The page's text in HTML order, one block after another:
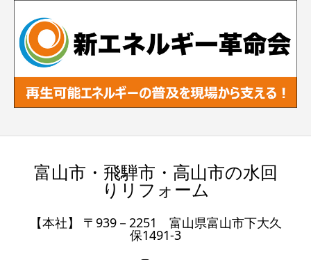
富山市・飛騨市・高山市の水回
りリフォーム
【本社】 〒939－2251 富山県富山市下大久
保1491-3